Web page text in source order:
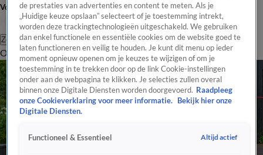
Volg Hart van Nederland
Zoeken
OverzichtRegioUitzendingenWeerTip de redactiePanelVideo's
de prestaties van advertenties en content te meten. Als je
„Huidige keuze opslaan” selecteert of je toestemming intrekt,
worden deze trackingtechnologieën uitgeschakeld. We gebruiken
dan enkel functionele en essentiële cookies om de website goed te
laten functioneren en veilig te houden. Je kunt dit menu op ieder
moment opnieuw openen om je keuzes te wijzigen of om je
toestemming in te trekken door op de link Cookie-instellingen
onder aan de webpagina te klikken. Je selecties zullen overal
binnen onze Digitale Diensten worden doorgevoerd. Raadpleeg
onze Cookieverklaring voor meer informatie.
Bekijk hier onze
Digitale Diensten.
Functioneel & Essentieel Altijd actief